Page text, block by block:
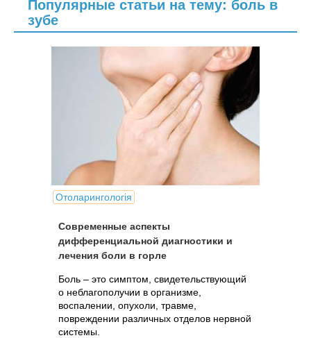
Популярные статьи на тему: боль в
зубе
Отоларингологія
Современные аспекты
дифференциальной диагностики и
лечения боли в горле
Боль – это симптом, свидетельствующий
о неблагополучии в организме,
воспалении, опухоли, травме,
повреждении различных отделов нервной
системы.